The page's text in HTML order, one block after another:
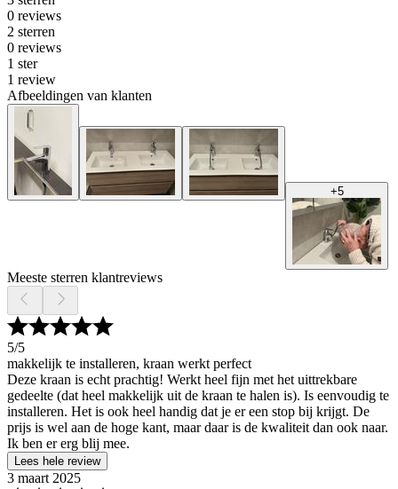
0 reviews
2 sterren
0 reviews
1 ster
1 review
Afbeeldingen van klanten
+5
Meeste sterren klantreviews
5/5
makkelijk te installeren, kraan werkt perfect
Deze kraan is echt prachtig! Werkt heel fijn met het uittrekbare
gedeelte (dat heel makkelijk uit de kraan te halen is). Is eenvoudig te
installeren. Het is ook heel handig dat je er een stop bij krijgt. De
prijs is wel aan de hoge kant, maar daar is de kwaliteit dan ook naar.
Ik ben er erg blij mee.
Lees hele review
3 maart 2025